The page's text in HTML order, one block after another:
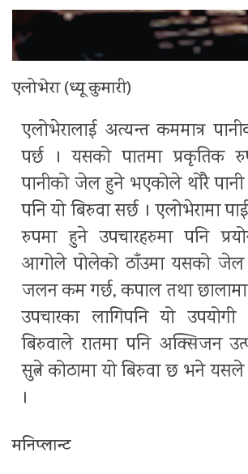
एलोभेरा (ध्यू कुमारी)
एलोभेरालाई अत्यन्त कममात्र
पर्छ । यसको पातमा प्रकृतिक
पानीको जेल हुने भएकोले थोरै
पनि यो बिरुवा सर्छ । एलोभेरामा
रुपमा हुने उपचारहरुमा पनि
आगोले पोलेको ठाँउमा यसको
जलन कम गर्छ, कपाल तथा
उपचारका लागिपनि यो
बिरुवाले रातमा पनि अक्सिजन
सुत्ने कोठामा यो बिरुवा छ भने यसले
।
मनिप्लान्ट